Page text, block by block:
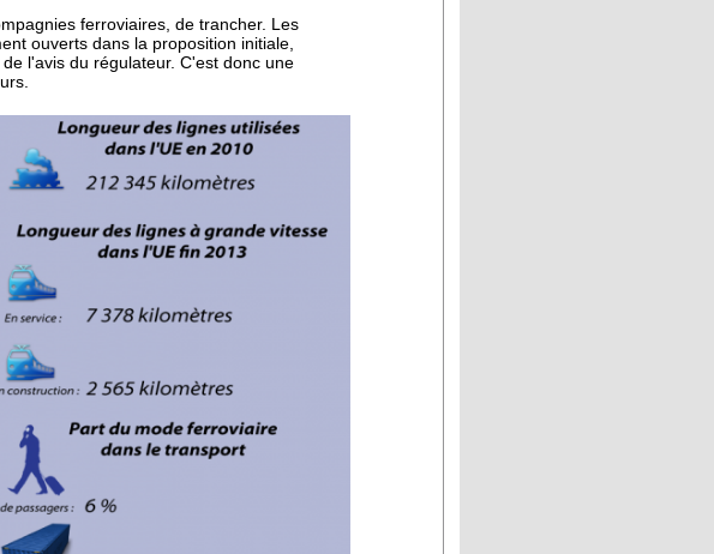
ferroviaires, de trancher. Les
ouverts dans la proposition initiale,
l'avis du régulateur. C'est donc une